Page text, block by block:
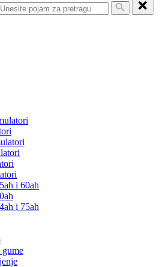
i 60ah
i 75ah